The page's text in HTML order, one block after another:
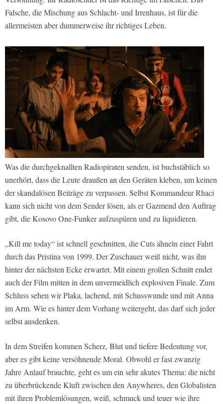
Falsche, die Mischung aus Schlacht- und Irrenhaus, ist für die
allermeisten aber dummerweise ihr richtiges Leben.
Was die durchgeknallten Radiopiraten senden, ist buchstäblich so
unerhört, dass die Leute draußen an den Geräten kleben, um keinen
der skandalösen Beiträge zu verpassen. Selbst Kommandeur Rhaci
kann sich nicht von dem Sender lösen, als er Gazmend den Auftrag
gibt, die Kosovo One-Funker aufzuspüren und zu liquidieren.
„Kill me today“ ist schnell geschnitten, die Cuts ähneln einer Fahrt
durch das Pristina von 1999. Der Zuschauer weiß nicht, was ihn
hinter der nächsten Ecke erwartet. Mit einem großen Schnitt endet
auch der Film mitten in dem unvermeidlich explosiven Finale. Zum
Schluss sehen wir Plaka, lachend, mit Schusswunde und mit Anna
im Arm. Wie es hinter dem Vorhang weitergeht, das darf sich jeder
selbst ausdenken.
In dem Streifen kommen Scherz, Blut und tiefere Bedeutung vor,
aber es gibt keine versöhnende Moral. Obwohl er fast zwanzig
Jahre Anlauf brauchte, geht es um ein sehr akutes Thema: die nicht
zu überbrückende Kluft zwischen den Anywheres, den Globalisten
mit ihren Problemlösungen, weiß, schmuck und teuer wie ihre